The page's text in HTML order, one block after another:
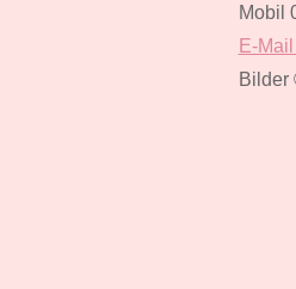
Mobil
E-
Bilder